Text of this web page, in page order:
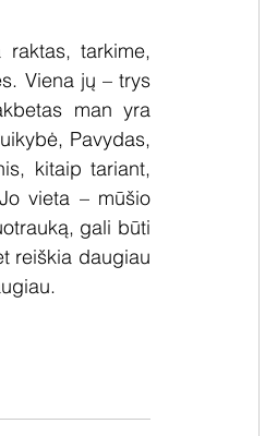
tarkime,
Viena jų – trys
man yra
Pavydas,
kitaip tariant,
vieta – mūšio
gali būti
reiškia daugiau